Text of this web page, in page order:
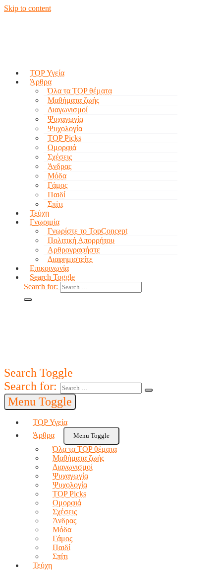
Skip to content
TOP Υγεία
Άρθρα
Όλα τα TOP θέματα
Μαθήματα ζωής
Διαγωνισμοί
Ψυχαγωγία
Ψυχολογία
TOP Picks
Ομορφιά
Σχέσεις
Άνδρας
Μόδα
Γάμος
Παιδί
Σπίτι
Τεύχη
Γνωριμία
Γνωρίστε το TopConcept
Πολιτική Απορρήτου
Αρθρογραφήστε
Διαφημιστείτε
Επικοινωνία
Search Toggle
Search for:
Search Toggle
Search for:
Menu Toggle
TOP Υγεία
Άρθρα
Menu Toggle
Όλα τα TOP θέματα
Μαθήματα ζωής
Διαγωνισμοί
Ψυχαγωγία
Ψυχολογία
TOP Picks
Ομορφιά
Σχέσεις
Άνδρας
Μόδα
Γάμος
Παιδί
Σπίτι
Τεύχη